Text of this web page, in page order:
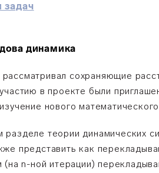
задач
динамика
сохраняющие
в проекте были
нового
разделе теории динамических
представить как
(на n-ной итерации)